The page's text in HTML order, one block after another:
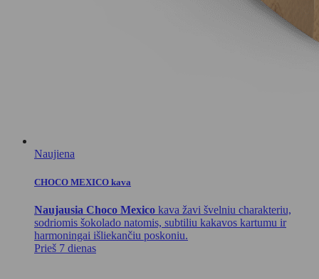
Naujiena
CHOCO MEXICO kava
Naujausia Choco Mexico kava žavi švelniu charakteriu,
sodriomis šokolado natomis, subtiliu kakavos kartumu ir
harmoningai išliekančiu poskoniu.
Prieš 7 dienas